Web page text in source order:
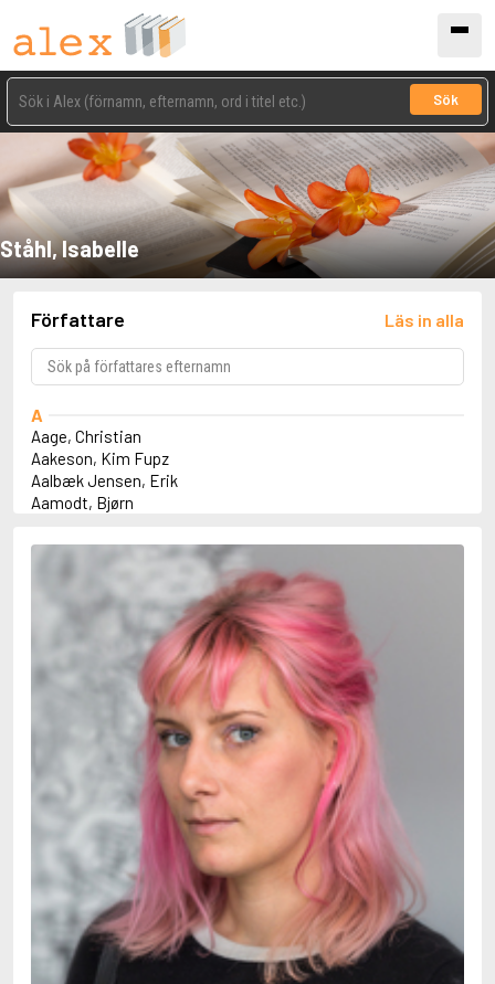
Sök
Ståhl, Isabelle
Författare Läs in alla
A
Aage, Christian
Aakeson, Kim Fupz
Aalbæk Jensen, Erik
Aamodt, Bjørn
Abbey, Kieran
Abbott, John
Abbott, Megan
Abdel-Fattah, Randa
Abdolah, Kader
Abgarjan, Narine
Aboulela, Leila
Abrahams, Peter (f. 1919)
Abrahams, Peter (f. 1947)
Abrahamson, Emmy
Abse, Dannie
Abu-Jaber, Diana
Abulhawa, Susan
Aburas, Lone
Achebe, Chinua